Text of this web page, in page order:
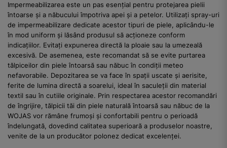
Impermeabilizarea este un pas esențial pentru protejarea pielii
întoarse și a năbucului împotriva apei și a petelor. Utilizați spray-uri
de impermeabilizare dedicate acestor tipuri de piele, aplicându-le
în mod uniform și lăsând produsul să acționeze conform
indicațiilor. Evitați expunerea directă la ploaie sau la umezeală
excesivă. De asemenea, este recomandat să se evite purtarea
tălpiceilor din piele întoarsă sau năbuc în condiții meteo
nefavorabile. Depozitarea se va face în spații uscate și aerisite,
ferite de lumina directă a soarelui, ideal în saculeții din material
textil sau în cutiile originale. Prin respectarea acestor recomandări
de îngrijire, tălpicii tăi din piele naturală întoarsă sau năbuc de la
WOJAS vor rămâne frumoși și confortabili pentru o perioadă
îndelungată, dovedind calitatea superioară a produselor noastre,
venite de la un producător polonez dedicat excelenței.